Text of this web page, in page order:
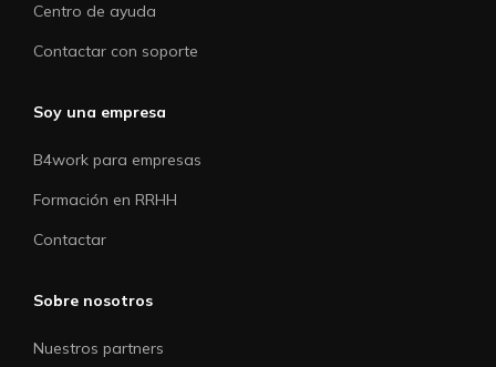
Centro de ayuda
Contactar con soporte
Soy una empresa
B4work para empresas
Formación en RRHH
Contactar
Sobre nosotros
Nuestros partners